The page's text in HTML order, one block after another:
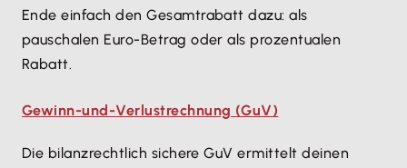
Ende einfach den Gesamtrabatt dazu: als
pauschalen Euro-Betrag oder als prozentualen
Rabatt.
Gewinn-und-Verlustrechnung (GuV)
Die bilanzrechtlich sichere GuV ermittelt deinen